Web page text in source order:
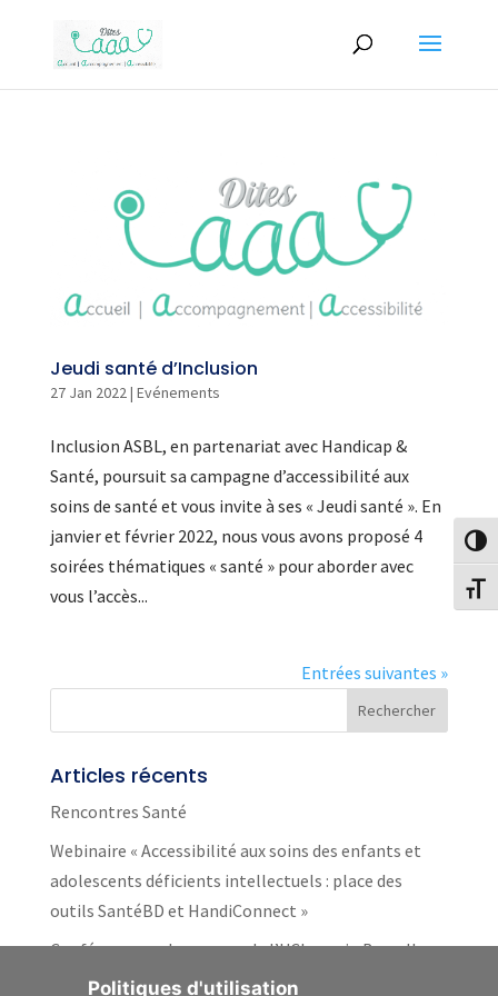
Jeudi santé d’Inclusion
27 Jan 2022| Evénements
Inclusion ASBL, en partenariat avec Handicap &
Santé, poursuit sa campagne d’accessibilité aux
soins de santé et vous invite à ses « Jeudi santé ». En
janvier et février 2022, nous vous avons proposé 4
soirées thématiques « santé » pour aborder avec
vous l’accès...
Entrées suivantes »
Articles récents
Rencontres Santé
Webinaire « Accessibilité aux soins des enfants et
adolescents déficients intellectuels : place des
outils SantéBD et HandiConnect »
Conférence sur le campus de l’UCLouvain Bruxelles
WoluwePolitiques d'utilisation